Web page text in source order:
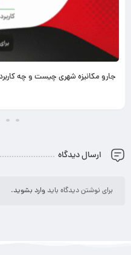
جارو مکانیزه شهری چیست و چه
ارسال دیدگاه
برای نوشتن دیدگاه بایدوارد بشوید.